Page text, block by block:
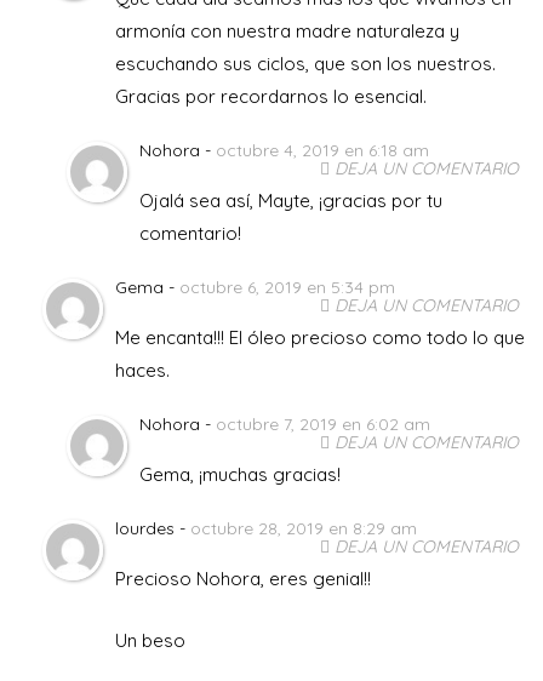
armonía con nuestra madre naturaleza y
escuchando sus ciclos, que son los nuestros.
Gracias por recordarnos lo esencial.
Nohora - octubre 4, 2019 en 6:18 am
DEJA UN COMENTARIO
Ojalá sea así, Mayte, ¡gracias por tu
comentario!
Gema - octubre 6, 2019 en 5:34 pm
DEJA UN COMENTARIO
Me encanta!!! El óleo precioso como todo lo que
haces.
Nohora - octubre 7, 2019 en 6:02 am
DEJA UN COMENTARIO
Gema, ¡muchas gracias!
lourdes - octubre 28, 2019 en 8:29 am
DEJA UN COMENTARIO
Precioso Nohora, eres genial!!
Un beso